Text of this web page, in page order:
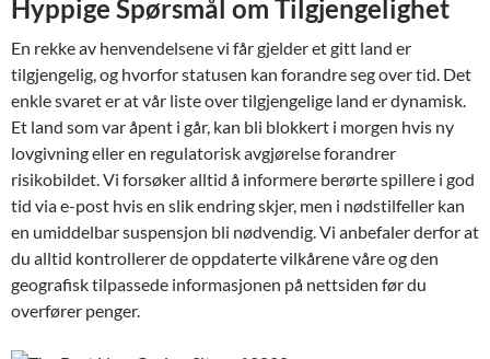
Hyppige Spørsmål om Tilgjengelighet
En rekke av henvendelsene vi får gjelder et gitt land er
tilgjengelig, og hvorfor statusen kan forandre seg over tid. Det
enkle svaret er at vår liste over tilgjengelige land er dynamisk.
Et land som var åpent i går, kan bli blokkert i morgen hvis ny
lovgivning eller en regulatorisk avgjørelse forandrer
risikobildet. Vi forsøker alltid å informere berørte spillere i god
tid via e-post hvis en slik endring skjer, men i nødstilfeller kan
en umiddelbar suspensjon bli nødvendig. Vi anbefaler derfor at
du alltid kontrollerer de oppdaterte vilkårene våre og den
geografisk tilpassede informasjonen på nettsiden før du
overfører penger.